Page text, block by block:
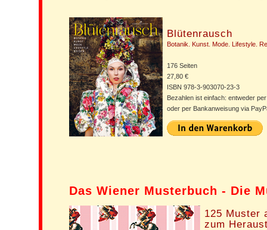
Blütenrausch
Botanik. Kunst. Mode. Lifestyle.
176 Seiten
27,80 €
ISBN 978-3-903070-23-3
Bezahlen ist einfach: entweder
oder per Bankanweisung via
Das Wiener Musterbuch - Die
125 Muster
zum